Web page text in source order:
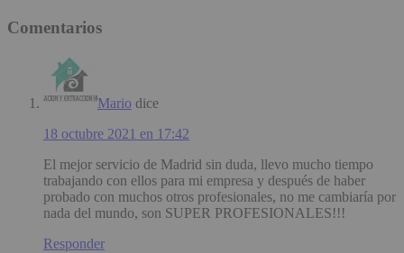
Comentarios
Mario dice
18 octubre 2021 en 17:42
El mejor servicio de Madrid sin duda, llevo mucho tiempo
trabajando con ellos para mi empresa y después de haber
probado con muchos otros profesionales, no me cambiaría por
nada del mundo, son SUPER PROFESIONALES!!!
Responder